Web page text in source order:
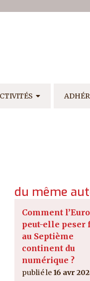
du même
Comment
peut-elle peser
au Septième
continent du
numérique ?
16 avr